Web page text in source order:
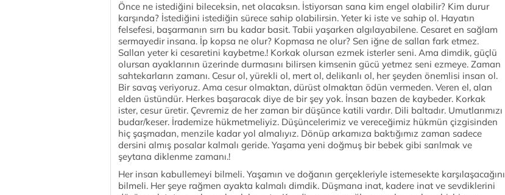
Önce ne istediğini bileceksin, net olacaksın. İstiyorsan sana kim engel olabilir? Kim durur
karşında? İstediğini istediğin sürece sahip olabilirsin. Yeter ki iste ve sahip ol. Hayatın
felsefesi, başarmanın sırrı bu kadar basit. Tabii yaşarken algılayabilene. Cesaret en sağlam
sermayedir insana. İp kopsa ne olur? Kopmasa ne olur? Sen iğne de sallan fark etmez.
Sallan yeter ki cesaretini kaybetme.! Korkak olursan ezmek isterler seni. Ama dimdik, güçlü
olursan ayaklarının üzerinde durmasını bilirsen kimsenin gücü yetmez seni ezmeye. Zaman
sahtekarların zamanı. Cesur ol, yürekli ol, mert ol, delikanlı ol, her şeyden önemlisi insan ol.
Bir savaş veriyoruz. Ama cesur olmaktan, dürüst olmaktan ödün vermeden. Veren el, alan
elden üstündür. Herkes başaracak diye de bir şey yok. İnsan bazen de kaybeder. Korkak
ister, cesur üretir. Çevremiz de her zaman bir düşünce katili vardır. Dili baltadır. Umutlarımızı
budar/keser. İrademize hükmetmeliyiz. Düşüncelerimiz ve vereceğimiz hükmün çizgisinden
hiç şaşmadan, menzile kadar yol almalıyız. Dönüp arkamıza baktığımız zaman sadece
dersini almış posalar kalmalı geride. Yaşama yeni doğmuş bir bebek gibi sarılmak ve
şeytana diklenme zamanı.!
Her insan kabullemeyi bilmeli. Yaşamın ve doğanın gerçekleriyle istemesekte karşılaşacağını
bilmeli. Her şeye rağmen ayakta kalmalı dimdik. Düşmana inat, kadere inat ve sevdiklerini